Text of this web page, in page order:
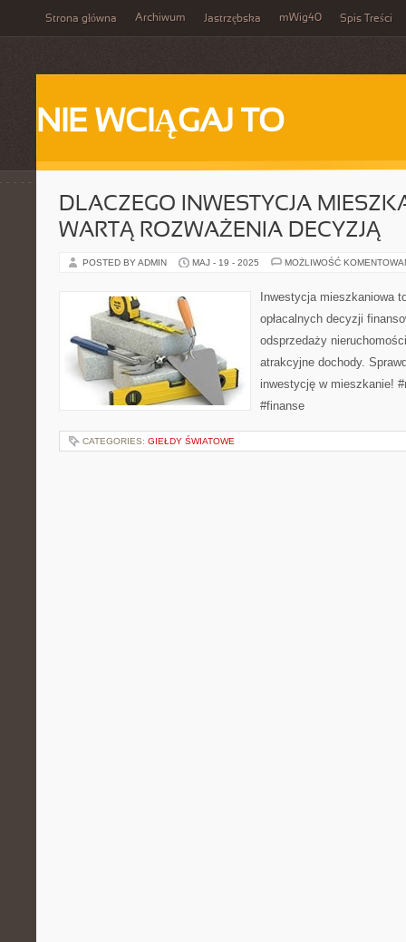
Strona główna Archiwum Jastrzębska mWig40 Spis Treści
NIE WCIĄGAJ TO
DLACZEGO INWESTYCJA
WARTĄ ROZWAŻENIA DECYZJĄ
POSTED BY ADMIN MAJ - 19 - 2025 MOŻLIWOŚĆ
Inwestycja mieszkaniowa
opłacalnych decyzji
odsprzedaży
atrakcyjne dochody.
inwestycję w mieszkanie!
#finanse
CATEGORIES: GIEŁDY ŚWIATOWE